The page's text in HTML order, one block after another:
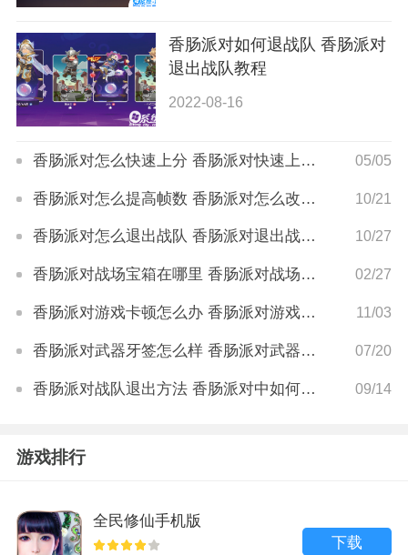
香肠派对如何退战队 香肠派对
退出战队教程
2022-08-16
香肠派对怎么快速上分 香肠派对快速上分技巧 05/05
香肠派对怎么提高帧数 香肠派对怎么改帧数 10/21
香肠派对怎么退出战队 香肠派对退出战队方法 10/27
香肠派对战场宝箱在哪里 香肠派对战场宝箱怎么刷 02/27
香肠派对游戏卡顿怎么办 香肠派对游戏卡顿怎么解决 11/03
香肠派对武器牙签怎么样 香肠派对武器牙签有什么特点 07/20
香肠派对战队退出方法 香肠派对中如何退出战队 09/14
游戏排行
全民修仙手机版
下载